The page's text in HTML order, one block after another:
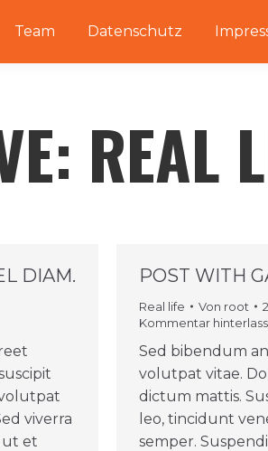
Team Datenschutz
REAL
DIAM.
viverra
ut et
POST WITH
Real life Von root
Kommentar
Sed bibendum
volutpat vitae.
dictum mattis.
leo, tincidunt
semper.